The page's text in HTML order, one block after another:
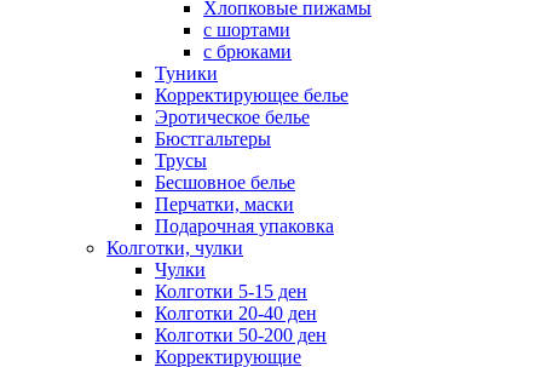
Хлопковые пижамы
с шортами
с брюками
Туники
Корректирующее белье
Эротическое белье
Бюстгальтеры
Трусы
Бесшовное белье
Перчатки, маски
Подарочная упаковка
Колготки, чулки
Чулки
Колготки 5-15 ден
Колготки 20-40 ден
Колготки 50-200 ден
Корректирующие